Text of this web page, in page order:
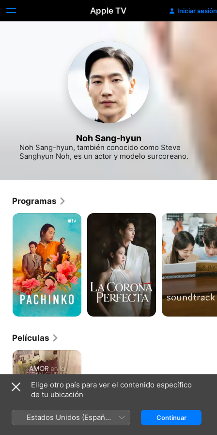
Apple TV Iniciar sesión
Noh Sang-hyun
Noh Sang-hyun, también conocido como Steve
Sanghyun Noh, es un actor y modelo surcoreano.
Programas
Pachinko
La
Soundtrack
Películas
Amor
en
la
ciudadElige otro país para ver el contenido específico
de tu ubicación
Estados Unidos (Español
México)
Continuar